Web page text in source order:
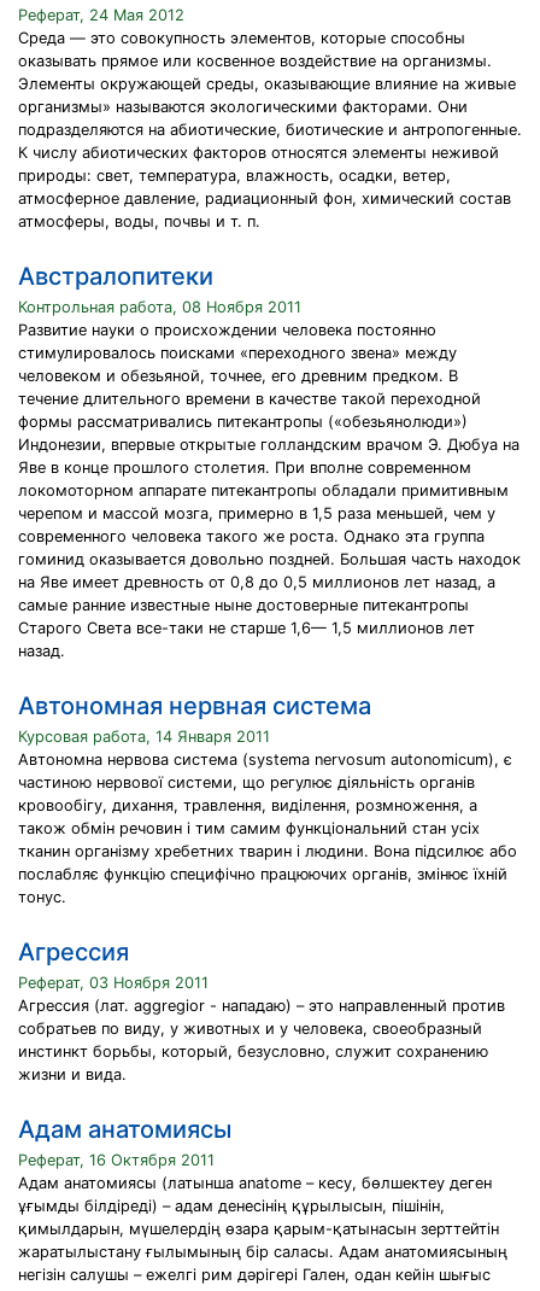
Реферат, 24 Мая 2012
Среда — это совокупность элементов, которые способны
оказывать прямое или косвенное воздействие на организмы.
Элементы окружающей среды, оказывающие влияние на живые
организмы» называются экологическими факторами. Они
подразделяются на абиотические, биотические и антропогенные.
К числу абиотических факторов относятся элементы неживой
природы: свет, температура, влажность, осадки, ветер,
атмосферное давление, радиационный фон, химический состав
атмосферы, воды, почвы и т. п.
Австралопитеки
Контрольная работа, 08 Ноября 2011
Развитие науки о происхождении человека постоянно
стимулировалось поисками «переходного звена» между
человеком и обезьяной, точнее, его древним предком. В
течение длительного времени в качестве такой переходной
формы рассматривались питекантропы («обезьянолюди»)
Индонезии, впервые открытые голландским врачом Э. Дюбуа на
Яве в конце прошлого столетия. При вполне современном
локомоторном аппарате питекантропы обладали примитивным
черепом и массой мозга, примерно в 1,5 раза меньшей, чем у
современного человека такого же роста. Однако эта группа
гоминид оказывается довольно поздней. Большая часть находок
на Яве имеет древность от 0,8 до 0,5 миллионов лет назад, а
самые ранние известные ныне достоверные питекантропы
Старого Света все-таки не старше 1,6— 1,5 миллионов лет
назад.
Автономная нервная система
Курсовая работа, 14 Января 2011
Автономна нервова система (systema nervosum autonomicum), є
частиною нервової системи, що регулює діяльність органів
кровообігу, дихання, травлення, виділення, розмноження, а
також обмін речовин і тим самим функціональний стан усіх
тканин організму хребетних тварин і людини. Вона підсилює або
послабляє функцію специфічно працюючих органів, змінює їхній
тонус.
Агрессия
Реферат, 03 Ноября 2011
Агрессия (лат. aggregior - нападаю) – это направленный против
собратьев по виду, у животных и у человека, своеобразный
инстинкт борьбы, который, безусловно, служит сохранению
жизни и вида.
Адам анатомиясы
Реферат, 16 Октября 2011
Адам анатомиясы (латынша anatome – кесу, бөлшектеу деген
ұғымды білдіреді) – адам денесінің құрылысын, пішінін,
қимылдарын, мүшелердің өзара қарым-қатынасын зерттейтін
жаратылыстану ғылымының бір саласы. Адам анатомиясының
негізін салушы – ежелгі рим дәрігері Гален, одан кейін шығыс